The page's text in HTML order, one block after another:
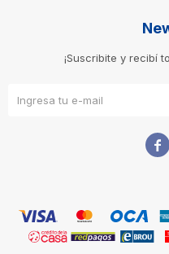
¡Suscribite y recibí
